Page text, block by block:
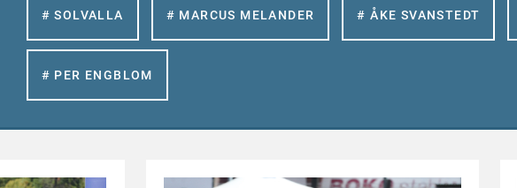
# SOLVALLA # MARCUS MELANDER # ÅKE SVANSTEDT
# PER ENGBLOM